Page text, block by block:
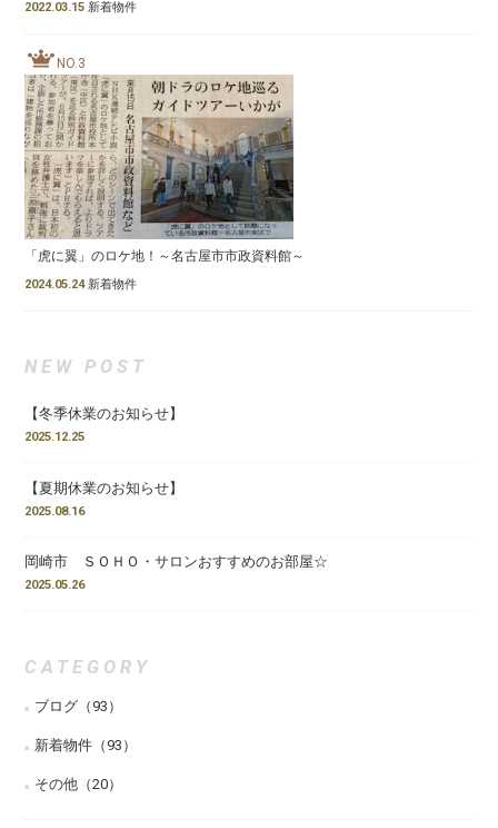
2022.03.15 新着物件
NO.3
「虎に翼」のロケ地！～名古屋市市政資料館～
2024.05.24 新着物件
NEW POST
【冬季休業のお知らせ】
2025.12.25
【夏期休業のお知らせ】
2025.08.16
岡崎市 ＳＯＨＯ・サロンおすすめのお部屋☆
2025.05.26
CATEGORY
ブログ （93）
新着物件 （93）
その他 （20）